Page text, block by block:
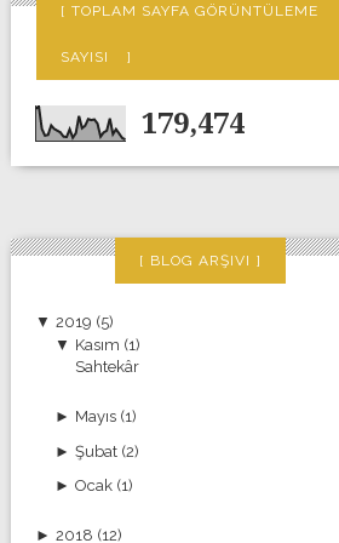
TOPLAM SAYFA GÖRÜNTÜLEME
SAYISI
179,474
BLOG ARŞIVI
▼2019 (5)
▼ Kasım (1)
Sahtekâr
► Mayıs (1)
► Şubat (2)
► Ocak (1)
►2018 (12)